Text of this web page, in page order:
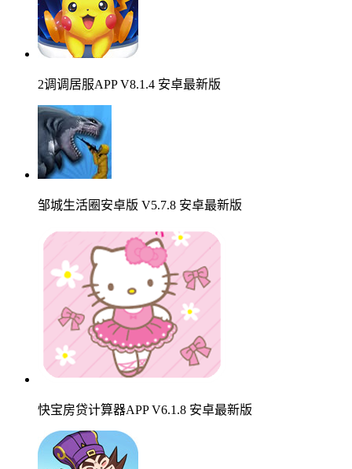
2调调居服APP V8.1.4 安卓最新版
邹城生活圈安卓版 V5.7.8 安卓最新版
快宝房贷计算器APP V6.1.8 安卓最新版